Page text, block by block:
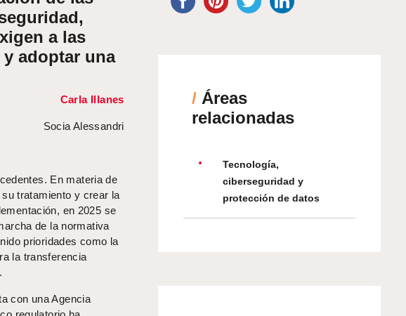
a las
adoptar una
Carla Illanes
Socia Alessandri
En materia de
tratamiento y crear la
en 2025 se
de la normativa
prioridades como la
la transferencia
con una Agencia
/Áreas
relacionadas
Tecnología,
ciberseguridad y
protección de datos